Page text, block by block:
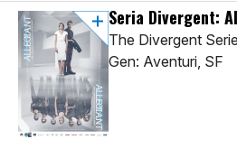
Seria Divergent:
The Divergent
Gen: Aventuri, SF